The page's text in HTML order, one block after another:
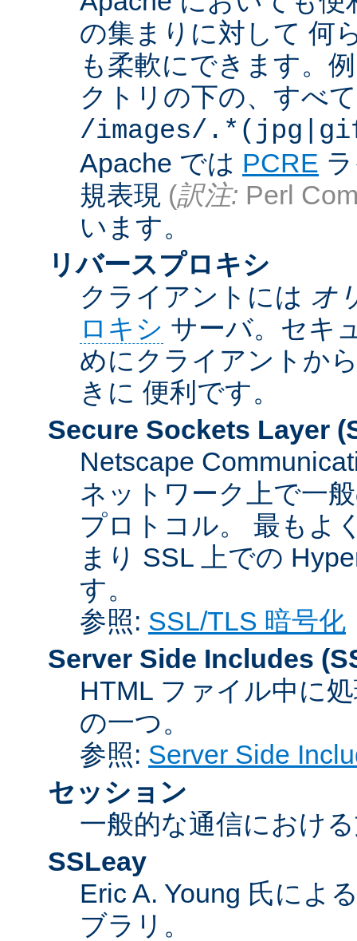
の集まりに対して 何
も柔軟にできます。
クトリの下の、すべ
/images/
Apache では PCRE
規表現 (訳注: Perl
います。
リバースプロキシ
クライアントには オ
ロキシ サーバ。セキ
めにクライアントか
きに 便利です。
Secure Sockets Layer
Netscape
ネットワーク上で一
プロトコル。 最もよ
まり SSL 上での
す。
参照: SSL/TLS 暗号化
Server Side Includes
HTML ファイル中に
の一つ。
参照: Server Side
セッション
一般的な通信におけ
SSLeay
Eric A. Young 氏によ
ブラリ。